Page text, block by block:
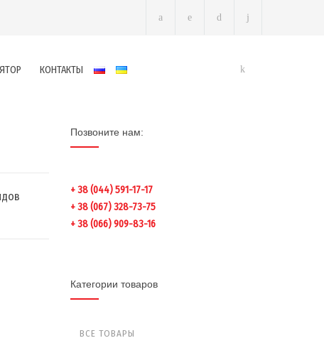
КОНТАКТЫ
Позвоните нам:
+ 38 (044) 591-17-17
+ 38 (067) 328-73-75
+ 38 (066) 909-83-16
Категории товаров
ВСЕ ТОВАРЫ